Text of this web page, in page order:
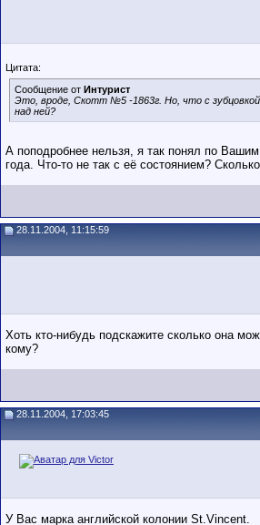
Цитата:
Сообщение от Интурист
Это, вроде, Скотт №5 -1863г. Но, что с
над ней?
А поподробнее нельзя, я так понял по
года. Что-то не так с её состоянием?
28.11.2004, 11:15:59
Хоть кто-нибудь подскажите сколько она
кому?
28.11.2004, 17:03:45
У Вас марка английской колонии St.Vincent.